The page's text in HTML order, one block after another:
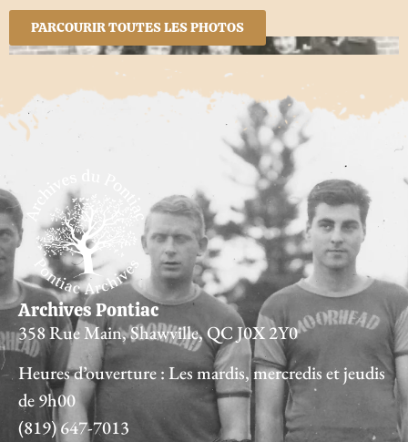
PARCOURIR TOUTES LES PHOTOS
Archives Pontiac
358 Rue Main, Shawville, QC J0X 2Y0
Heures d’ouverture : Les mardis, mercredis et jeudis
de 9h00
(819) 647-7013